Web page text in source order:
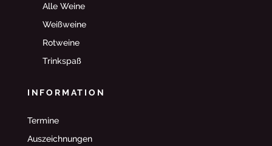
Alle Weine
Weißweine
Rotweine
Trinkspaß
INFORMATION
Termine
Auszeichnungen